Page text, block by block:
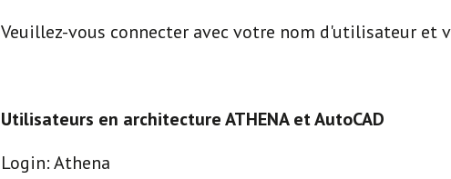
Veuillez-vous connecter avec votre nom d'utilisateur et
Utilisateurs en architecture ATHENA et AutoCAD
Login: Athena